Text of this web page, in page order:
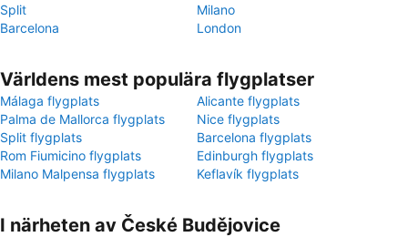
Split
Milano
Barcelona
London
Världens mest populära flygplatser
Málaga flygplats
Alicante flygplats
Palma de Mallorca flygplats
Nice flygplats
Split flygplats
Barcelona flygplats
Rom Fiumicino flygplats
Edinburgh flygplats
Milano Malpensa flygplats
Keflavík flygplats
I närheten av České Budějovice